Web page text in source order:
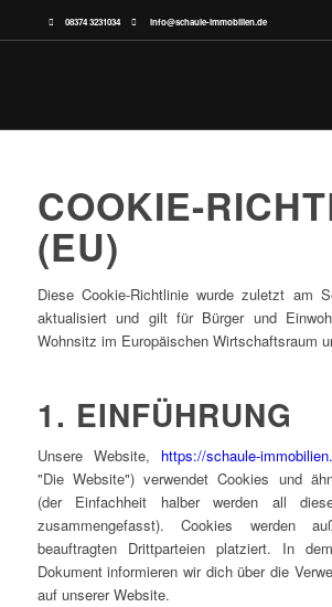
08374 3231034 info@schaule-immobilien.de
COOKIE-
(EU)
Diese Cookie-Richtlinie wurde zuletzt am
aktualisiert und gilt für Bürger und
Wohnsitz im Europäischen Wirtschaftsraum
1. EINFÜHRUNG
Unsere Website, https://schaule-
"Die Website") verwendet Cookies und
(der Einfachheit halber werden all
zusammengefasst). Cookies werden
beauftragten Drittparteien platziert. In
Dokument informieren wir dich über die
auf unserer Website.